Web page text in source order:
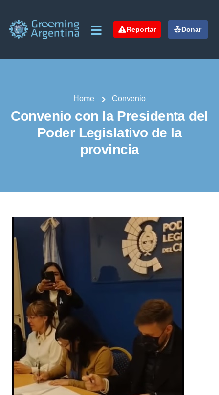
Reportar Donar
Home Convenio
Convenio con la Presidenta del
Poder Legislativo de la
provincia